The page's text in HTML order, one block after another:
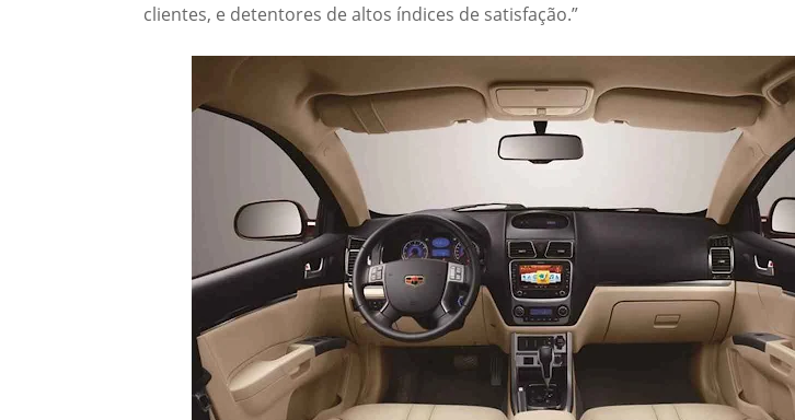
clientes, e detentores de altos índices de satisfação.”